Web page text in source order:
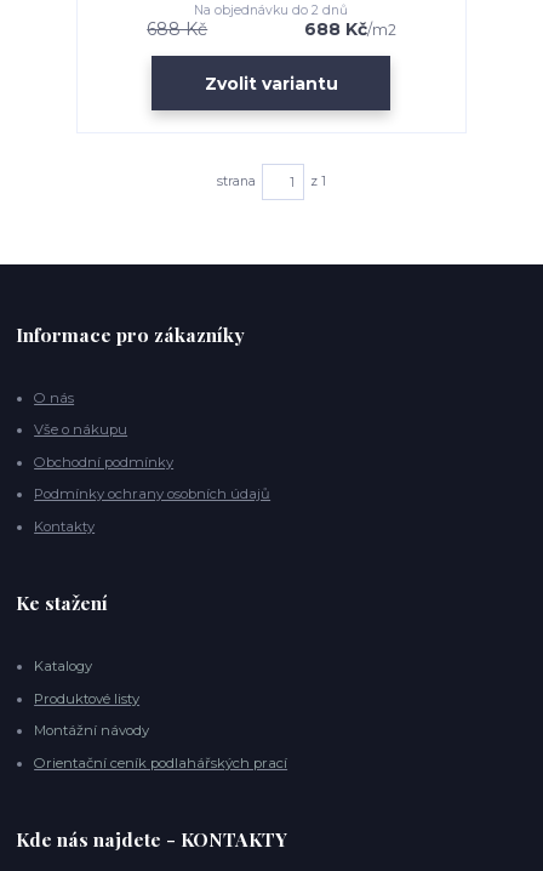
688 Kč 688 Kč/m2
Na objednávku do 2 dnů
Zvolit variantu
strana z 1
Informace pro zákazníky
O nás
Vše o nákupu
Obchodní podmínky
Podmínky ochrany osobních údajů
Kontakty
Ke stažení
Katalogy
Produktové listy
Montážní návody
Orientační ceník podlahářských prací
Kde nás najdete - KONTAKTY